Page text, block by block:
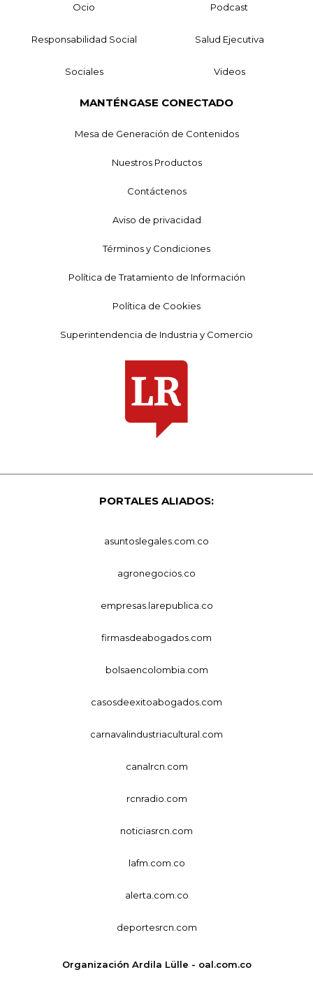
Ocio Podcast
Responsabilidad Social Salud Ejecutiva
Sociales Videos
MANTÉNGASE CONECTADO
Mesa de Generación de Contenidos
Nuestros Productos
Contáctenos
Aviso de privacidad
Términos y Condiciones
Política de Tratamiento de Información
Política de Cookies
Superintendencia de Industria y Comercio
PORTALES ALIADOS:
asuntoslegales.com.co
agronegocios.co
empresas.larepublica.co
firmasdeabogados.com
bolsaencolombia.com
casosdeexitoabogados.com
carnavalindustriacultural.com
canalrcn.com
rcnradio.com
noticiasrcn.com
lafm.com.co
alerta.com.co
deportesrcn.com
Organización Ardila Lülle - oal.com.co